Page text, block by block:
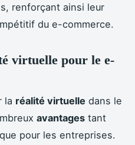
renforçant ainsi leur
du e-commerce.
virtuelle pour le e-
la réalité virtuelle dans le
avantages tant
pour les entreprises.